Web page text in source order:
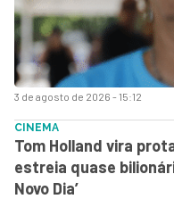
3 de agosto de 2026 - 15:12
CINEMA
Tom Holland vira
estreia quase
Novo Dia’